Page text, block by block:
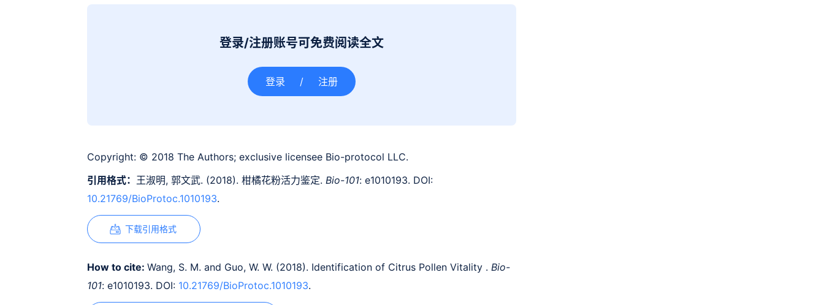
登录/注册账号可免费阅读全文
登录 / 注册
Copyright: © 2018 The Authors; exclusive licensee Bio-protocol LLC.
引用格式： 王淑明, 郭文武. (2018). 柑橘花粉活力鉴定. Bio-101: e1010193. DOI:
10.21769/BioProtoc.1010193.
下载引用格式
How to cite: Wang, S. M. and Guo, W. W. (2018). Identification of Citrus Pollen Vitality . Bio-
101: e1010193. DOI: 10.21769/BioProtoc.1010193.